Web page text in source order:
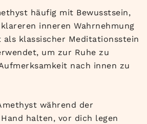
häufig mit Bewusstsein,
inneren Wahrnehmung
als klassischer Meditationsstein
um zur Ruhe zu
nach innen zu
während der
halten, vor dich legen